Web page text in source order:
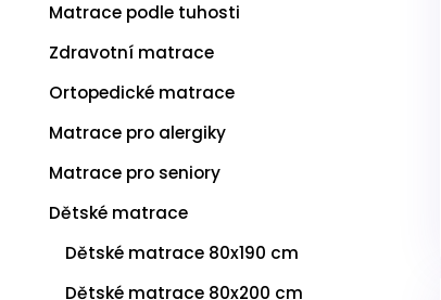
Matrace podle tuhosti
Zdravotní matrace
Ortopedické matrace
Matrace pro alergiky
Matrace pro seniory
Dětské matrace
Dětské matrace 80x190 cm
Dětské matrace 80x200 cm